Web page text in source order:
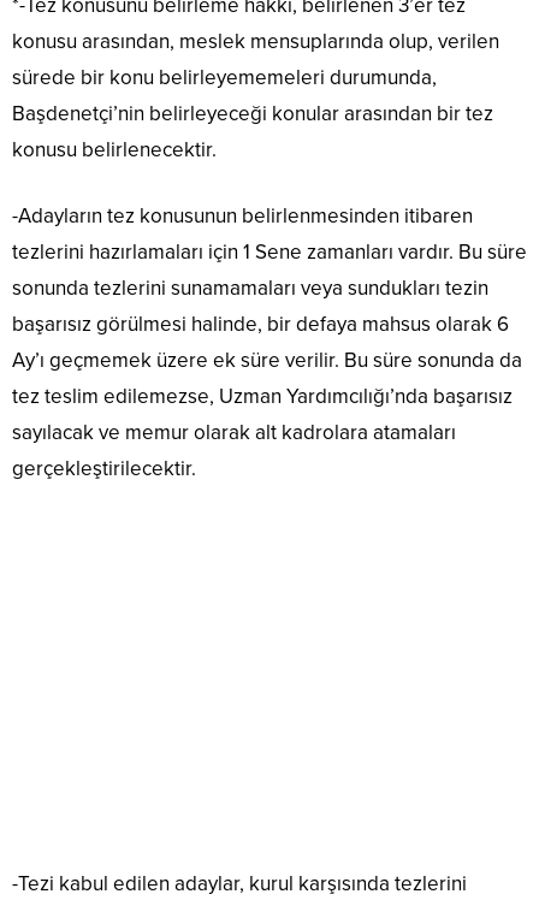
*-Tez konusunu belirleme hakkı, belirlenen 3’er tez
konusu arasından, meslek mensuplarında olup, verilen
sürede bir konu belirleyememeleri durumunda,
Başdenetçi’nin belirleyeceği konular arasından bir tez
konusu belirlenecektir.
-Adayların tez konusunun belirlenmesinden itibaren
tezlerini hazırlamaları için 1 Sene zamanları vardır. Bu süre
sonunda tezlerini sunamamaları veya sundukları tezin
başarısız görülmesi halinde, bir defaya mahsus olarak 6
Ay’ı geçmemek üzere ek süre verilir. Bu süre sonunda da
tez teslim edilemezse, Uzman Yardımcılığı’nda başarısız
sayılacak ve memur olarak alt kadrolara atamaları
gerçekleştirilecektir.
-Tezi kabul edilen adaylar, kurul karşısında tezlerini